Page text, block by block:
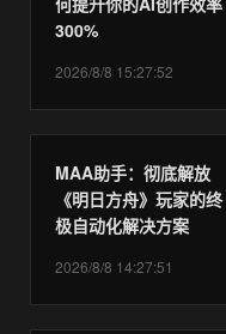
300%
2026/8/8 15:27:52
MAA助手：彻底解放
《明日方舟》玩家的终
极自动化解决方案
2026/8/8 14:27:51